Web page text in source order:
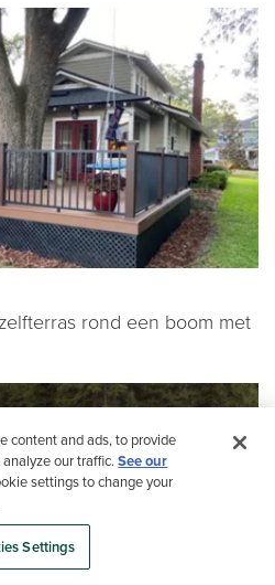
rond een boom met
content and ads, to provide
our traffic.See our
settings to change your
Settings